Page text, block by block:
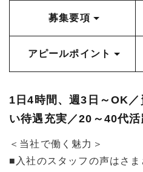
募集要項
アピールポイント
1日4時間、週3日～OK
い待遇充実／20～40代
＜当社で働く魅力＞
■入社のスタッフの声はさま